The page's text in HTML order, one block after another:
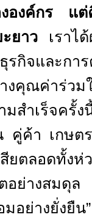
งองค์กร แ
ะยาว เรา
รกิจและกา
งคุณค่าร่วม
เร็จครั้งนี้
คู่ค้า เกษต
สียตลอดทั้
ตอย่างสม
อย่างยั่งยืน”